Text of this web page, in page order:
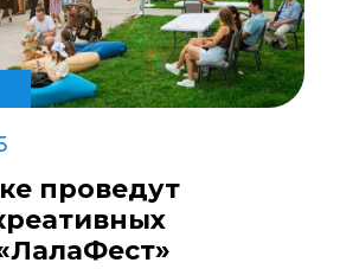
проведут